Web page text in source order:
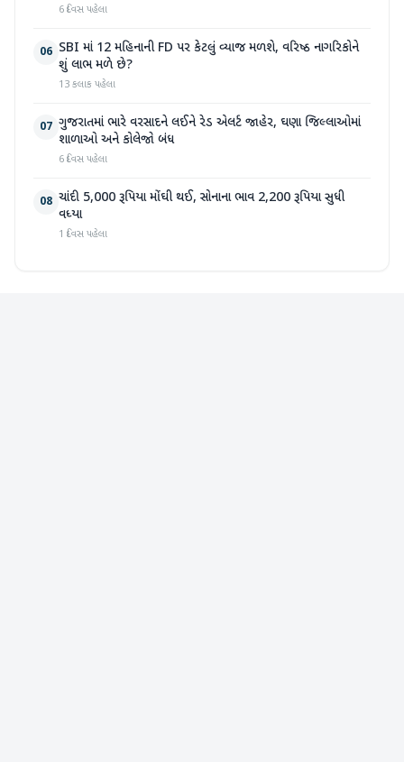
6 દિવસ પહેલા
06 SBI માં 12 મહિનાની FD પર કેટલું વ્યાજ મળશે, વરિષ્ઠ નાગરિકોને
શું લાભ મળે છે?
13 કલાક પહેલા
07 ગુજરાતમાં ભારે વરસાદને લઈને રેડ એલર્ટ જાહેર, ઘણા જિલ્લાઓમાં
શાળાઓ અને કોલેજો બંધ
6 દિવસ પહેલા
08 ચાંદી 5,000 રૂપિયા મોંઘી થઈ, સોનાના ભાવ 2,200 રૂપિયા સુધી
વધ્યા
1 દિવસ પહેલા